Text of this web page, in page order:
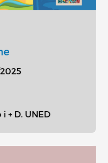
+ D. UNED